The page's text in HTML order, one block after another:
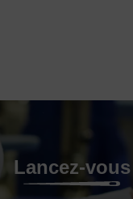
Lancez-vous